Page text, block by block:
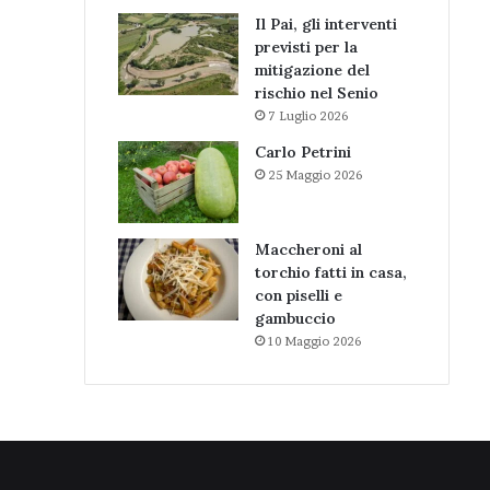
Il Pai, gli interventi
previsti per la
mitigazione del
rischio nel Senio
7 Luglio 2026
Carlo Petrini
25 Maggio 2026
Maccheroni al
torchio fatti in casa,
con piselli e
gambuccio
10 Maggio 2026